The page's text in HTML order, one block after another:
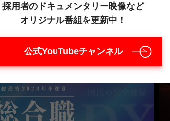
採用者のドキュメンタリー映像など
オリジナル番組を更新中！
公式YouTubeチャンネル